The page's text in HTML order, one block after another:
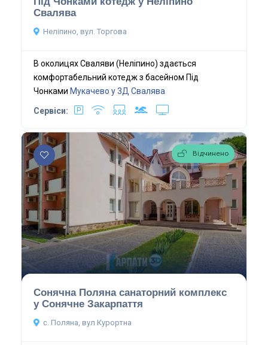
Свалява
Неліпино, вул. Торгова
В околицях Сваляви (Неліпино) здається
комфортабельний котедж з басейном Під
Чонками Мукачево у 3Д Свалява
Сервіси:
Відчинено
Сонячна Поляна санаторний комплекс
у Сонячне Закарпаття
с. Поляна, вул Курортна